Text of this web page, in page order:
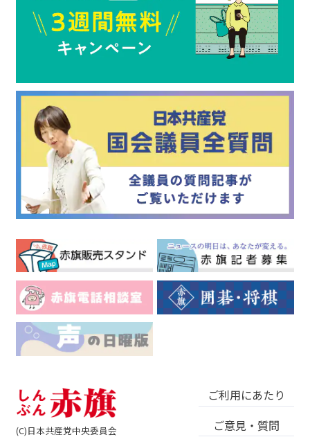
(C)日本共産党中央委員会
ご利用にあたり
ご意見・質問